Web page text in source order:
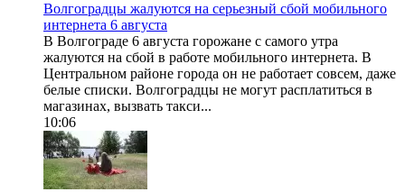
Волгоградцы жалуются на серьезный сбой мобильного
интернета 6 августа
В Волгограде 6 августа горожане с самого утра
жалуются на сбой в работе мобильного интернета. В
Центральном районе города он не работает совсем, даже
белые списки. Волгоградцы не могут расплатиться в
магазинах, вызвать такси...
10:06